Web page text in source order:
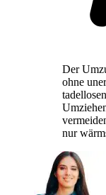
Der
ohne
nur